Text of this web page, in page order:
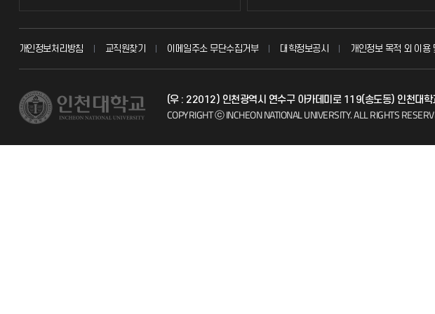
교무회의방송
시설예약
묻고 답하기
자주 묻는 질문(FAQ)
개인정보처리방침 교직원찾기 이메일주소 무단수집거부 대학정보공시 개인정보 목적 외 이용
(우 : 22012) 인천광역시 연수구 아카데미로 119(송도동) 인천대
COPYRIGHT ⓒ INCHEON NATIONAL UNIVERSITY.ALL RIGHTS